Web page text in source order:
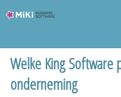
Software
Home
King Software
Welke King Software
onderneming